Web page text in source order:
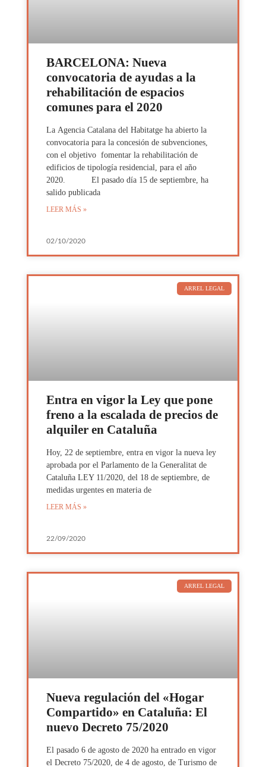
BARCELONA: Nueva
convocatoria de ayudas a la
rehabilitación de espacios
comunes para el 2020
La Agencia Catalana del Habitatge ha abierto la
convocatoria para la concesión de subvenciones,
con el objetivo fomentar la rehabilitación de
edificios de tipología residencial, para el año
2020. El pasado día 15 de septiembre, ha
salido publicada
LEER MÁS »
02/10/2020
ARREL LEGAL
Entra en vigor la Ley que pone
freno a la escalada de precios de
alquiler en Cataluña
Hoy, 22 de septiembre, entra en vigor la nueva ley
aprobada por el Parlamento de la Generalitat de
Cataluña LEY 11/2020, del 18 de septiembre, de
medidas urgentes en materia de
LEER MÁS »
22/09/2020
ARREL LEGAL
Nueva regulación del «Hogar
Compartido» en Cataluña: El
nuevo Decreto 75/2020
El pasado 6 de agosto de 2020 ha entrado en vigor
el Decreto 75/2020, de 4 de agosto, de Turismo de